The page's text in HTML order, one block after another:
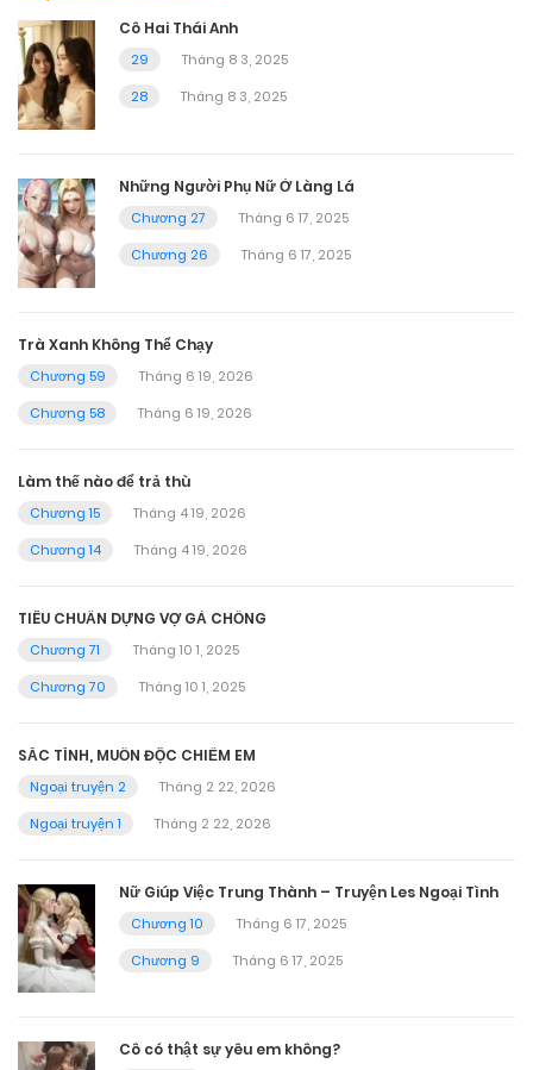
Cô Hai Thái Anh
29
Tháng 8 3, 2025
28
Tháng 8 3, 2025
Những Người Phụ Nữ Ở Làng Lá
Chương 27
Tháng 6 17, 2025
Chương 26
Tháng 6 17, 2025
Trà Xanh Không Thể Chạy
Chương 59
Tháng 6 19, 2026
Chương 58
Tháng 6 19, 2026
Làm thế nào để trả thù
Chương 15
Tháng 4 19, 2026
Chương 14
Tháng 4 19, 2026
TIÊU CHUẨN DỰNG VỢ GẢ CHỒNG
Chương 71
Tháng 10 1, 2025
Chương 70
Tháng 10 1, 2025
SẮC TÌNH, MUỐN ĐỘC CHIẾM EM
Ngoại truyện 2
Tháng 2 22, 2026
Ngoại truyện 1
Tháng 2 22, 2026
Nữ Giúp Việc Trung Thành – Truyện Les Ngoại Tình
Chương 10
Tháng 6 17, 2025
Chương 9
Tháng 6 17, 2025
Cô có thật sự yêu em không?